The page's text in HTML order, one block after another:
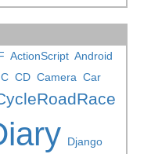
ActionScript Android
C CD Camera Car
Django